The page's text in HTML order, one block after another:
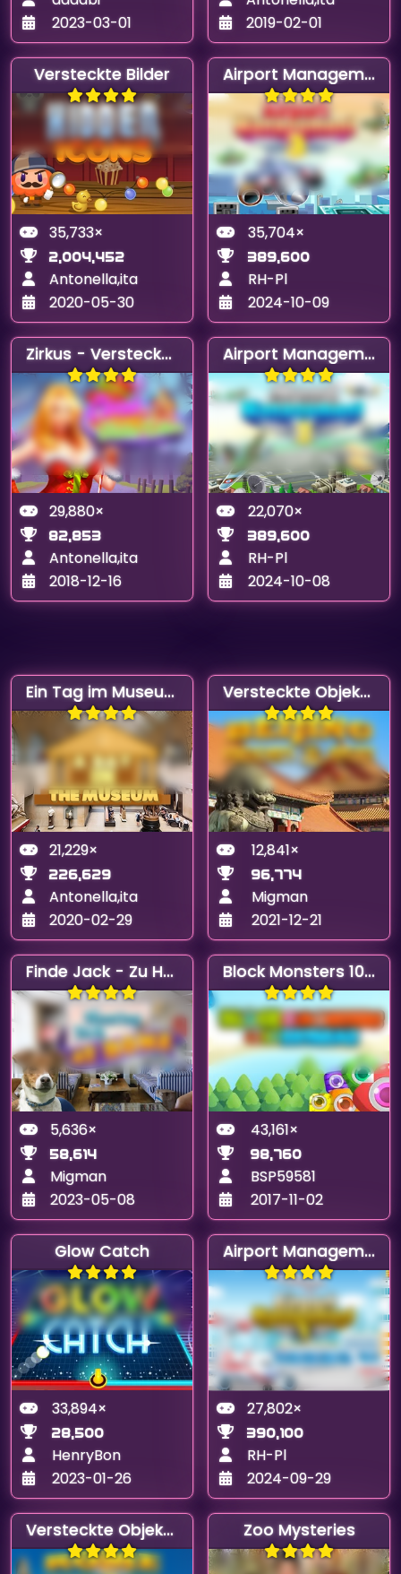
2023-03-01
2019-02-01
Versteckte Bilder
35,733×
2,004,452
Antonella,ita
2020-05-30
Airport Management 3
35,704×
389,600
RH-Pl
2024-10-09
Zirkus - Versteckte Buchstaben
29,880×
82,853
Antonella,ita
2018-12-16
Airport Management 2
22,070×
389,600
RH-Pl
2024-10-08
Ein Tag im Museum
21,229×
226,629
Antonella,ita
2020-02-29
Versteckte Objekte in Peking
12,841×
96,774
Migman
2021-12-21
Finde Jack - Zu Hause
5,636×
58,614
Migman
2023-05-08
Block Monsters 1010 Extreme
43,161×
98,760
BSP59581
2017-11-02
Glow Catch
33,894×
28,500
HenryBon
2023-01-26
Airport Management 1
27,802×
390,100
RH-Pl
2024-09-29
Versteckte Objekte in Rom Zoo Mysteries